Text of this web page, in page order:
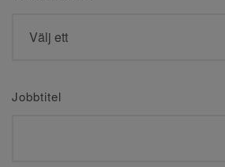
Jobbtitel